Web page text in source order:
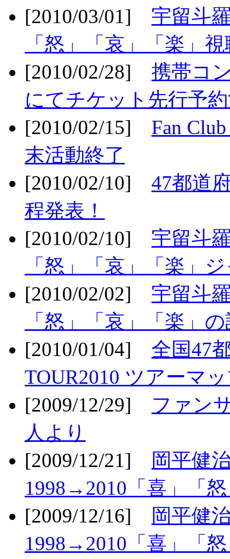
[2010/03/01] 宇留斗
「怒」「哀」「楽」
[2010/02/28] 携帯コ
にてチケット先行予
[2010/02/15] Fan
末活動終了
[2010/02/10] 47都道
程発表！
[2010/02/10] 宇留斗
「怒」「哀」「楽」
[2010/02/02] 宇留斗
「怒」「哀」「楽」
[2010/01/04] 全国47
TOUR2010 ツアーマ
[2009/12/29] ファン
人より
[2009/12/21]
岡平健
1998→2010「喜」「
[2009/12/16]
岡平健
1998→2010「喜」「